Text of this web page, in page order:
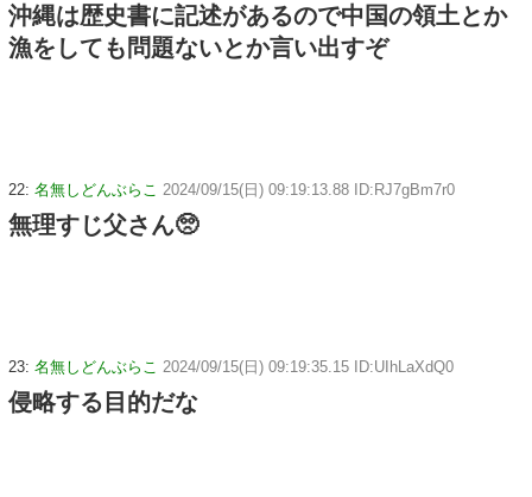
沖縄は歴史書に記述があるので中国の領土とか
漁をしても問題ないとか言い出すぞ
22: 名無しどんぶらこ 2024/09/15(日) 09:19:13.88 ID:RJ7gBm7r0
無理すじ父さん🥺
23: 名無しどんぶらこ 2024/09/15(日) 09:19:35.15 ID:UIhLaXdQ0
侵略する目的だな